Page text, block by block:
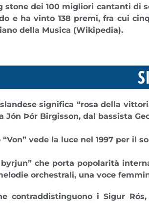
stone dei 100 migliori cantanti di
e ha vinto 138 premi, fra cui
della Musica (Wikipedia).
significa “rosa della
Jón Þór Birgisson, dal bassista
vede la luce nel 1997 per il
byrjun” che porta popolarità
orchestrali, una voce
contraddistinguono i Sigur